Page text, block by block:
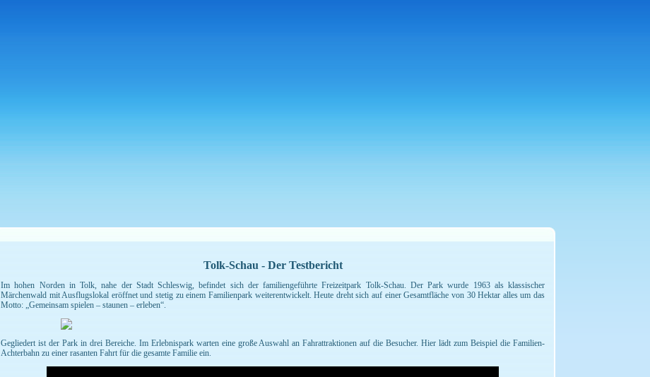
Tolk-Schau - Der Testbericht
Im hohen Norden in Tolk, nahe der Stadt Schleswig, befindet sich der familiengeführte Freizeitpark Tolk-Schau. Der Park wurde 1963 als klassischer
Märchenwald mit Ausflugslokal eröffnet und stetig zu einem Familienpark weiterentwickelt. Heute dreht sich auf einer Gesamtfläche von 30 Hektar alles um das
Motto: „Gemeinsam spielen – staunen – erleben“.
Gegliedert ist der Park in drei Bereiche. Im Erlebnispark warten eine große Auswahl an Fahrattraktionen auf die Besucher. Hier lädt zum Beispiel die Familien-
Achterbahn zu einer rasanten Fahrt für die gesamte Familie ein.